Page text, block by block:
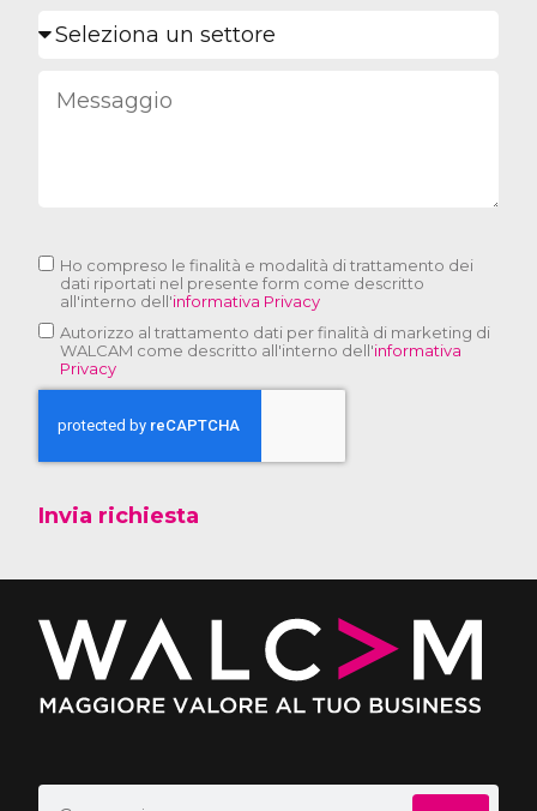
Ho compreso le finalità e modalità di trattamento dei
dati riportati nel presente form come descritto
all'interno dell'informativa Privacy
Autorizzo al trattamento dati per finalità di marketing di
WALCAM come descritto all'interno dell'informativa
Privacy
Invia richiesta